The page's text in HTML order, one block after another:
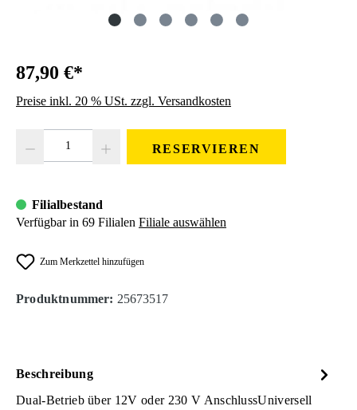
87,90 €*
Preise inkl. 20 % USt. zzgl. Versandkosten
RESERVIEREN
Filialbestand
Verfügbar in 69 Filialen Filiale auswählen
Zum Merkzettel hinzufügen
Produktnummer: 25673517
Beschreibung
Dual-Betrieb über 12V oder 230 V AnschlussUniversell